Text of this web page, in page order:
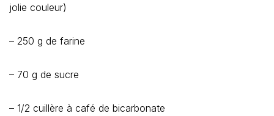
jolie couleur)
– 250 g de farine
– 70 g de sucre
– 1/2 cuillère à café de bicarbonate